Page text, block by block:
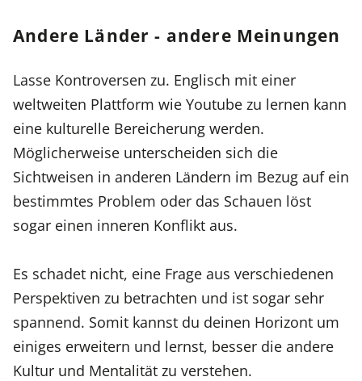
Andere Länder - andere Meinungen
Lasse Kontroversen zu. Englisch mit einer
weltweiten Plattform wie Youtube zu lernen kann
eine kulturelle Bereicherung werden.
Möglicherweise unterscheiden sich die
Sichtweisen in anderen Ländern im Bezug auf ein
bestimmtes Problem oder das Schauen löst
sogar einen inneren Konflikt aus.
Es schadet nicht, eine Frage aus verschiedenen
Perspektiven zu betrachten und ist sogar sehr
spannend. Somit kannst du deinen Horizont um
einiges erweitern und lernst, besser die andere
Kultur und Mentalität zu verstehen.